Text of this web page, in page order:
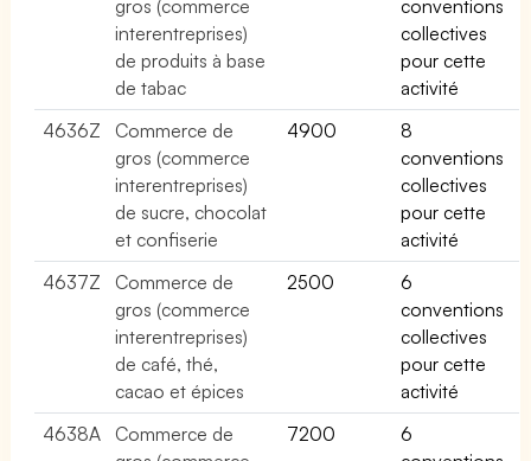
gros (commerce
interentreprises)
de produits à base
de tabac
conventions
collectives
pour cette
activité
4636Z
Commerce de
gros (commerce
interentreprises)
de sucre, chocolat
et confiserie
4900
8
conventions
collectives
pour cette
activité
4637Z
Commerce de
gros (commerce
interentreprises)
de café, thé,
cacao et épices
2500
6
conventions
collectives
pour cette
activité
4638A
Commerce de
7200
6